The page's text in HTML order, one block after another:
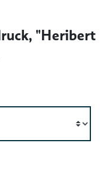
"Heribert